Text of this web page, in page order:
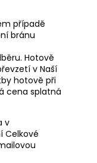
případě
bránu
Hotově
v Naší
hotově při
cena splatná
v
Celkové